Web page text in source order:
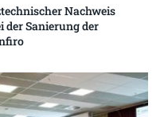
Nachweis
der Sanierung der